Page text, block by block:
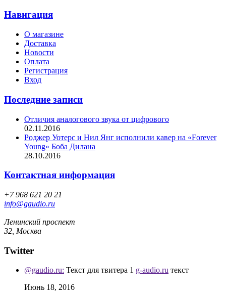
Навигация
О магазине
Доставка
Новости
Оплата
Регистрация
Вход
Последние записи
Отличия аналогового звука от цифрового
02.11.2016
Роджер Уотерс и Нил Янг исполнили кавер на «Forever
Young» Боба Дилана
28.10.2016
Контактная информация
+7 968 621 20 21
info@gaudio.ru
Ленинский проспект
32, Москва
Twitter
@gaudio.ru: Текст для твитера 1 g-audio.ru текст
Июнь 18, 2016